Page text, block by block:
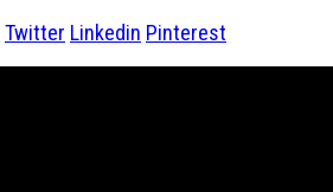
Twitter Linkedin Pinterest